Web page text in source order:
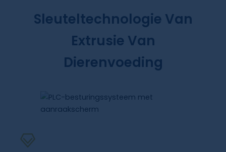
Sleuteltechnologie Van
Extrusie Van
Dierenvoeding